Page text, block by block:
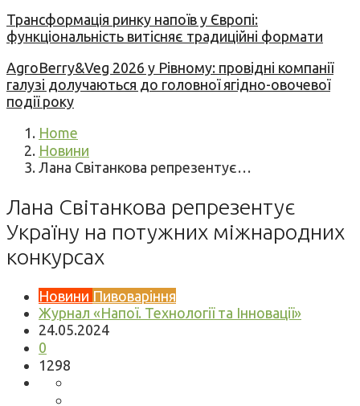
Трансформація ринку напоїв у Європі:
функціональність витісняє традиційні формати
AgroBerry&Veg 2026 у Рівному: провідні компанії
галузі долучаються до головної ягідно-овочевої
події року
Home
Новини
Лана Світанкова репрезентує…
Лана Світанкова репрезентує
Україну на потужних міжнародних
конкурсах
Новини Пивоваріння
Журнал «Напої. Технології та Інновації»
24.05.2024
0
1298